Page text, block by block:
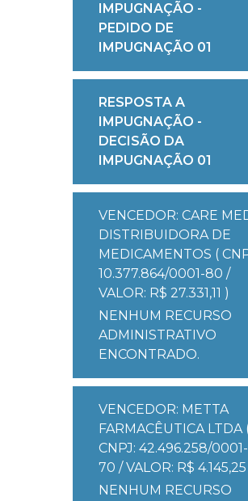
IMPUGNAÇÃO -
PEDIDO DE
IMPUGNAÇÃO 01
RESPOSTA A
IMPUGNAÇÃO -
DECISÃO DA
IMPUGNAÇÃO 01
VENCEDOR: CARE
DISTRIBUIDORA DE
MEDICAMENTOS (
10.377.864/0001-80 /
VALOR: R$ 27.331,11 )
NENHUM RECURSO
ADMINISTRATIVO
ENCONTRADO.
VENCEDOR: METTA
FARMACÊUTICA LTDA
CNPJ: 42.496.258/0001-
70 / VALOR: R$ 4.145,25
NENHUM RECURSO